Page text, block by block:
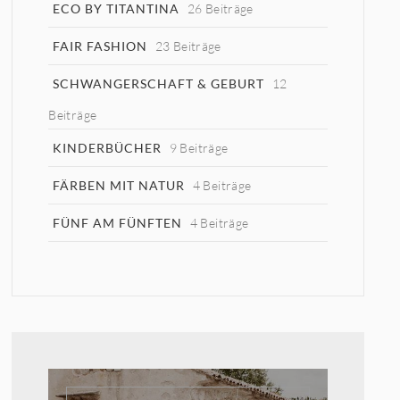
ECO BY TITANTINA 26 Beiträge
FAIR FASHION 23 Beiträge
SCHWANGERSCHAFT & GEBURT 12
Beiträge
KINDERBÜCHER 9 Beiträge
FÄRBEN MIT NATUR 4 Beiträge
FÜNF AM FÜNFTEN 4 Beiträge